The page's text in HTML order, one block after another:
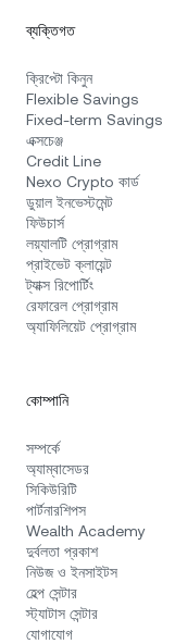
ব্যক্তিগত
ক্রিপ্টো কিনুন
Flexible Savings
Fixed-term Savings
এক্সচেঞ্জ
Credit Line
Nexo Crypto কার্ড
ডুয়াল ইনভেস্টমেন্ট
ফিউচার্স
লয়্যালটি প্রোগ্রাম
প্রাইভেট ক্লায়েন্ট
ট্যাক্স রিপোর্টিং
রেফারেল প্রোগ্রাম
অ্যাফিলিয়েট প্রোগ্রাম
কোম্পানি
সম্পর্কে
অ্যাম্বাসেডর
সিকিউরিটি
পার্টনারশিপস
Wealth Academy
দুর্বলতা প্রকাশ
নিউজ ও ইনসাইটস
হেল্প সেন্টার
স্ট্যাটাস সেন্টার
যোগাযোগ